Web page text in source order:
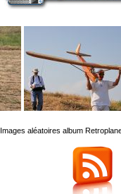
Images aléatoires album